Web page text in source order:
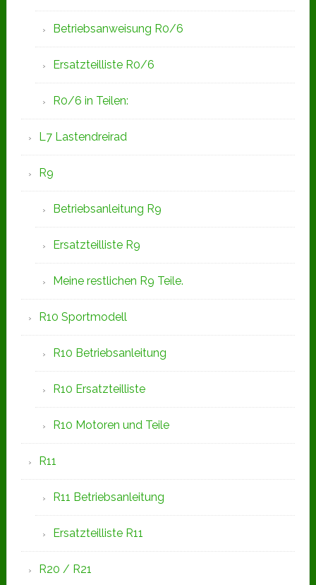
Betriebsanweisung R0/6
Ersatzteilliste R0/6
R0/6 in Teilen:
L7 Lastendreirad
R9
Betriebsanleitung R9
Ersatzteilliste R9
Meine restlichen R9 Teile.
R10 Sportmodell
R10 Betriebsanleitung
R10 Ersatzteilliste
R10 Motoren und Teile
R11
R11 Betriebsanleitung
Ersatzteilliste R11
R20 / R21